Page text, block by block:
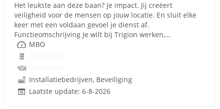
Het leukste aan deze baan? Je impact. Jij creëert
veiligheid voor de mensen op jouw locatie. En sluit elke
keer met een voldaan gevoel je dienst af.
Functieomschrijving Je wilt bij Trigion werken,...
MBO
Installatiebedrijven, Beveiliging
Laatste update: 6-8-2026